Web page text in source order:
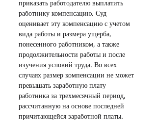
приказать работодателю выплатить
работнику компенсацию. Суд
оценивает эту компенсацию с учетом
вида работы и размера ущерба,
понесенного работником, а также
продолжительности работы и после
изучения условий труда. Во всех
случаях размер компенсации не может
превышать заработную плату
работника за трехмесячный период,
рассчитанную на основе последней
причитающейся заработной платы.